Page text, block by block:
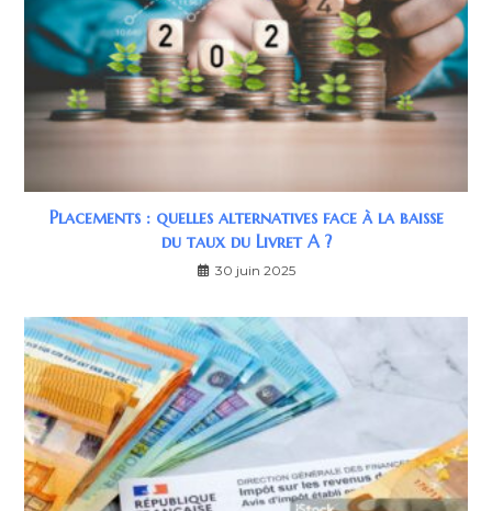
Placements : quelles alternatives face à la baisse
du taux du Livret A ?
30 juin 2025